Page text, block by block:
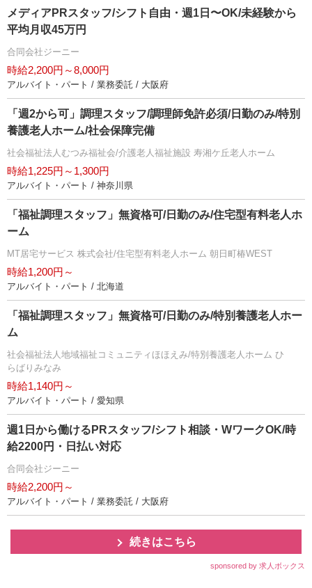
メディアPRスタッフ/シフト自由・週1日〜OK/未経験から
平均月収45万円
合同会社ジーニー
時給2,200円～8,000円
アルバイト・パート / 業務委託 / 大阪府
「週2から可」調理スタッフ/調理師免許必須/日勤のみ/特別
養護老人ホーム/社会保障完備
社会福祉法人むつみ福祉会/介護老人福祉施設 寿湘ケ丘老人ホーム
時給1,225円～1,300円
アルバイト・パート / 神奈川県
「福祉調理スタッフ」無資格可/日勤のみ/住宅型有料老人ホ
ーム
MT居宅サービス 株式会社/住宅型有料老人ホーム 朝日町椿WEST
時給1,200円～
アルバイト・パート / 北海道
「福祉調理スタッフ」無資格可/日勤のみ/特別養護老人ホー
ム
社会福祉法人地域福祉コミュニティほほえみ/特別養護老人ホーム ひ
らばりみなみ
時給1,140円～
アルバイト・パート / 愛知県
週1日から働けるPRスタッフ/シフト相談・WワークOK/時
給2200円・日払い対応
合同会社ジーニー
時給2,200円～
アルバイト・パート / 業務委託 / 大阪府
続きはこちら
sponsored by 求人ボックス